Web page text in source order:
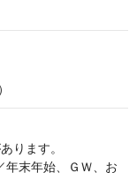
ります。
年末年始、ＧＷ、お